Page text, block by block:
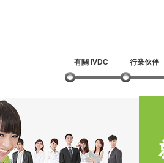
有關 IVDC 行業伙伴